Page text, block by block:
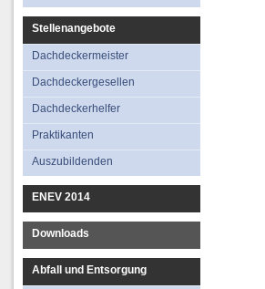
Stellenangebote
Dachdeckermeister
Dachdeckergesellen
Dachdeckerhelfer
Praktikanten
Auszubildenden
ENEV 2014
Downloads
Abfall und Entsorgung